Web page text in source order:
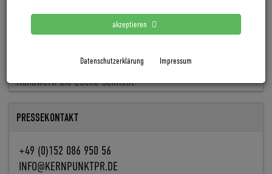
akzeptieren
Datenschutzerklärung Impressum
Cyclingworld Europe baut Messekonzept für 2027 aus
Fachkräfte fehlen, Aufträge nicht: Wie Digitalisierung im
Handwerk die Lücke schließt
PRESSEKONTAKT
+49 (0)152 086 950 56
INFO@KERNPUNKTPR.DE